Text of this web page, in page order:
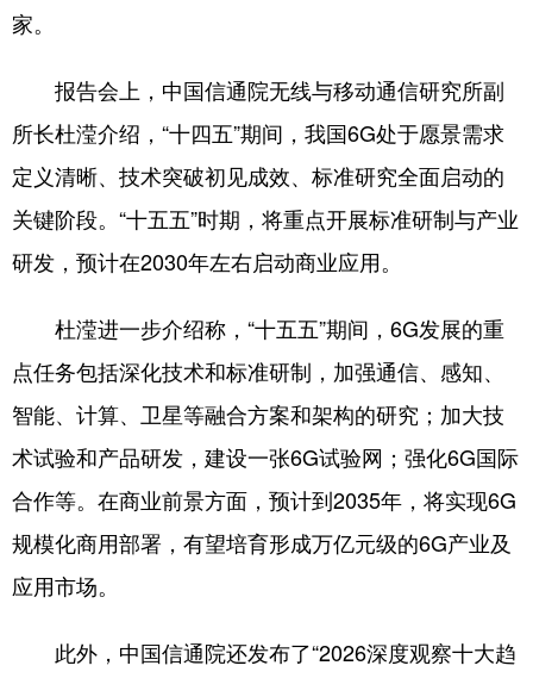
辽宁 吉林 上海 江苏
浙江 安徽 福建 江西
山东 河南 湖北 湖南
广东 广西 海南 重庆
四川 贵州 云南
陕西 甘肃 青海 宁夏
新疆 内蒙古 黑龙江
多语种频道
Русский язык
家。
报告会上，中国信通院无线与移动通信研究所副
所长杜滢介绍，“十四五”期间，我国6G处于愿景需求
定义清晰、技术突破初见成效、标准研究全面启动的
关键阶段。“十五五”时期，将重点开展标准研制与产业
研发，预计在2030年左右启动商业应用。
杜滢进一步介绍称，“十五五”期间，6G发展的重
点任务包括深化技术和标准研制，加强通信、感知、
智能、计算、卫星等融合方案和架构的研究；加大技
术试验和产品研发，建设一张6G试验网；强化6G国际
合作等。在商业前景方面，预计到2035年，将实现6G
规模化商用部署，有望培育形成万亿元级的6G产业及
应用市场。
此外，中国信通院还发布了“2026深度观察十大趋